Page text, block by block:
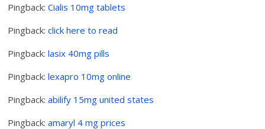
Pingback:Cialis 10mg tablets
Pingback:click here to read
Pingback:lasix 40mg pills
Pingback:lexapro 10mg online
Pingback:abilify 15mg united states
Pingback:amaryl 4 mg prices